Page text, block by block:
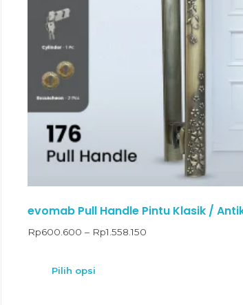
evomab Pull Handle Pintu Klasik /
Rp600.600 – Rp1.558.150
Pilih opsi